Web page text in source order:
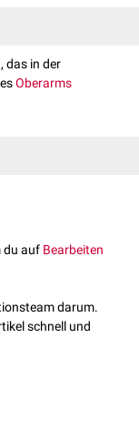
das in der
Oberarms
vermieden.
du auf Bearbeiten
darum.
schnell und